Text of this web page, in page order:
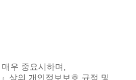
우 중요시하며,
상의 개인정보보호 규정 및